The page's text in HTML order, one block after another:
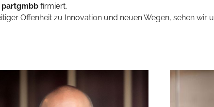
partgmbb firmiert.
Offenheit zu Innovation und neuen Wegen, sehen wir